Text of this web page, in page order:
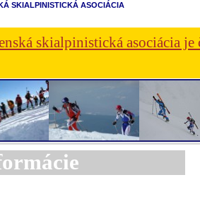
SKIALPINISTICKÁ ASOCIÁCIA
skialpinistická asociácia